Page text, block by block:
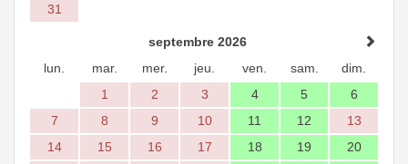
31
septembre 2026
lun.
mar. mer. jeu. ven. sam.
dim.
1
2 3 4 5
6
7
8 9 10 11 12
13
14
15 16 17 18 19
20